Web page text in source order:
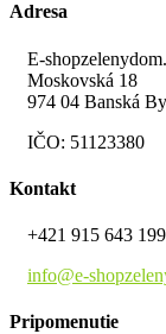
Adresa
E-
Moskovská 18
974 04 Banská
IČO: 51123380
Kontakt
+421 915 643 199
info@e-
Pripomenutie